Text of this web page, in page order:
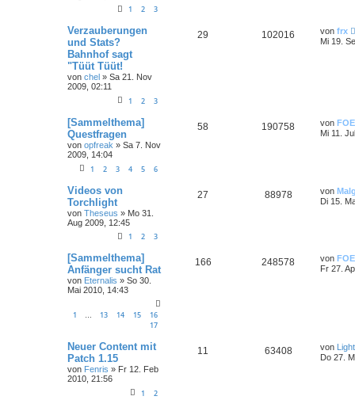
1 2 3
Verzauberungen
und Stats?
Bahnhof sagt
"Tüüt Tüüt!
von chel » Sa 21. Nov
2009, 02:11
1 2 3
29 102016 von frx
Mi 19.
[Sammelthema]
Questfragen
von opfreak » Sa 7. Nov
2009, 14:04
1 2 3 4 5 6
58 190758 von FOE
Mi 11.
Videos von
Torchlight
von Theseus » Mo 31.
Aug 2009, 12:45
1 2 3
27 88978 von
Di 15.
[Sammelthema]
Anfänger sucht Rat
von Eternalis » So 30.
Mai 2010, 14:43
1 … 13 14 15
16
17
166 248578 von FOE
Fr 27.
Neuer Content mit
Patch 1.15
von Fenris » Fr 12. Feb
2010, 21:56
1 2
11 63408 von
Do 27.